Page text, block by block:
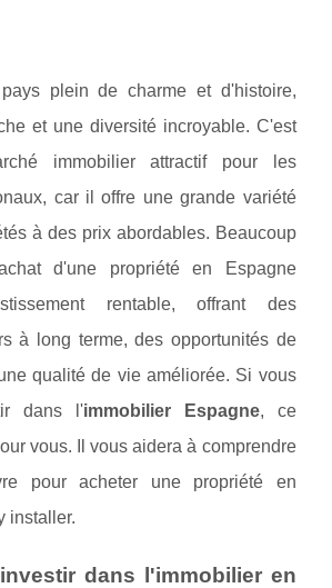
plein de charme et d'histoire,
et une diversité incroyable. C'est
immobilier attractif pour les
car il offre une grande variété
à des prix abordables. Beaucoup
d'une propriété en Espagne
rentable, offrant des
à long terme, des opportunités de
qualité de vie améliorée. Si vous
dans l'immobilier Espagne, ce
vous. Il vous aidera à comprendre
pour acheter une propriété en
installer.
dans l'immobilier en